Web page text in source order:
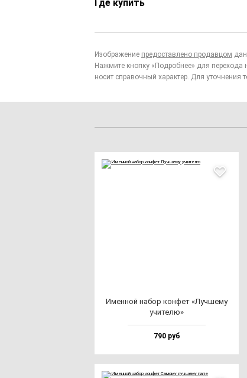
Где купить
Изображение предоставлено продавцом
Нажмите кнопку «Подробнее» для
носит справочный характер. Для уточнения
Имен­ной на­бор кон­фет «Луч­ше­му
учи­те­лю»
790 руб